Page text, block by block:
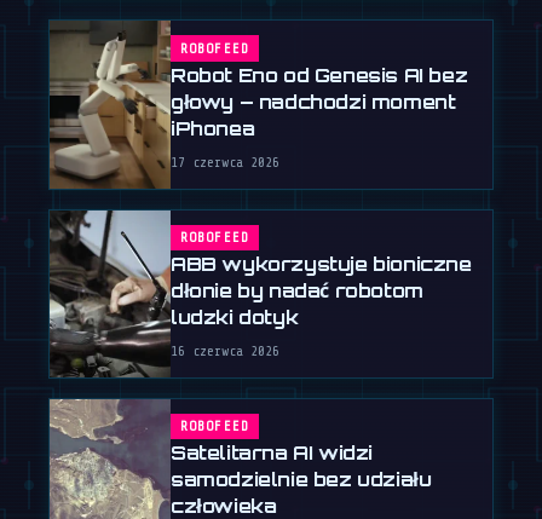
ROBOFEED
Robot Eno od Genesis AI bez
głowy – nadchodzi moment
iPhonea
17 czerwca 2026
ROBOFEED
ABB wykorzystuje bioniczne
dłonie by nadać robotom
ludzki dotyk
16 czerwca 2026
ROBOFEED
Satelitarna AI widzi
samodzielnie bez udziału
człowieka